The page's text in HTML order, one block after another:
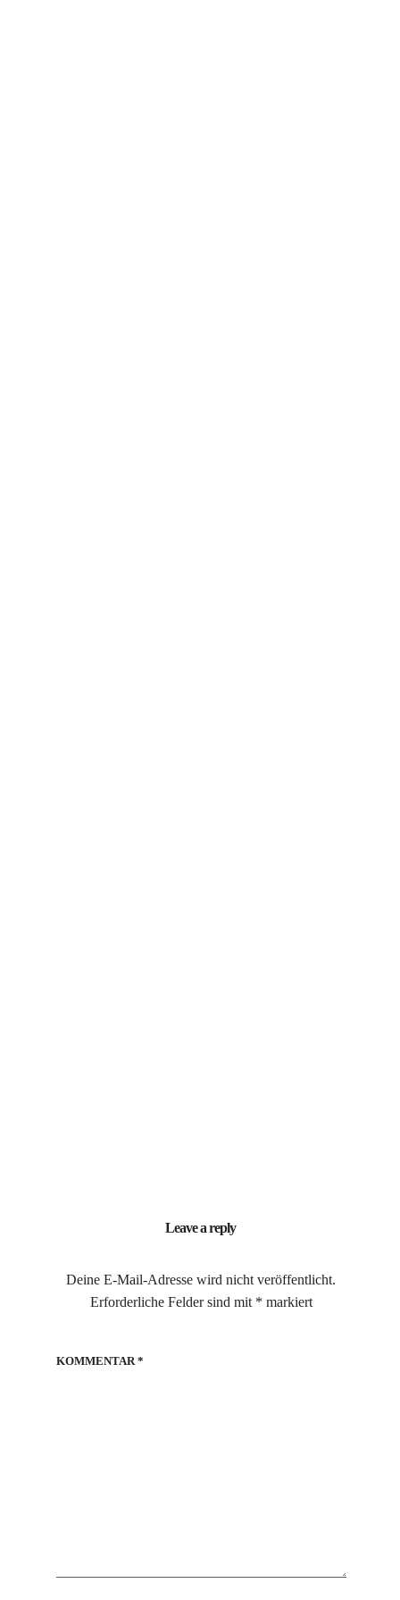
Leave a reply
Deine E-Mail-Adresse wird nicht veröffentlicht.
Erforderliche Felder sind mit * markiert
KOMMENTAR*